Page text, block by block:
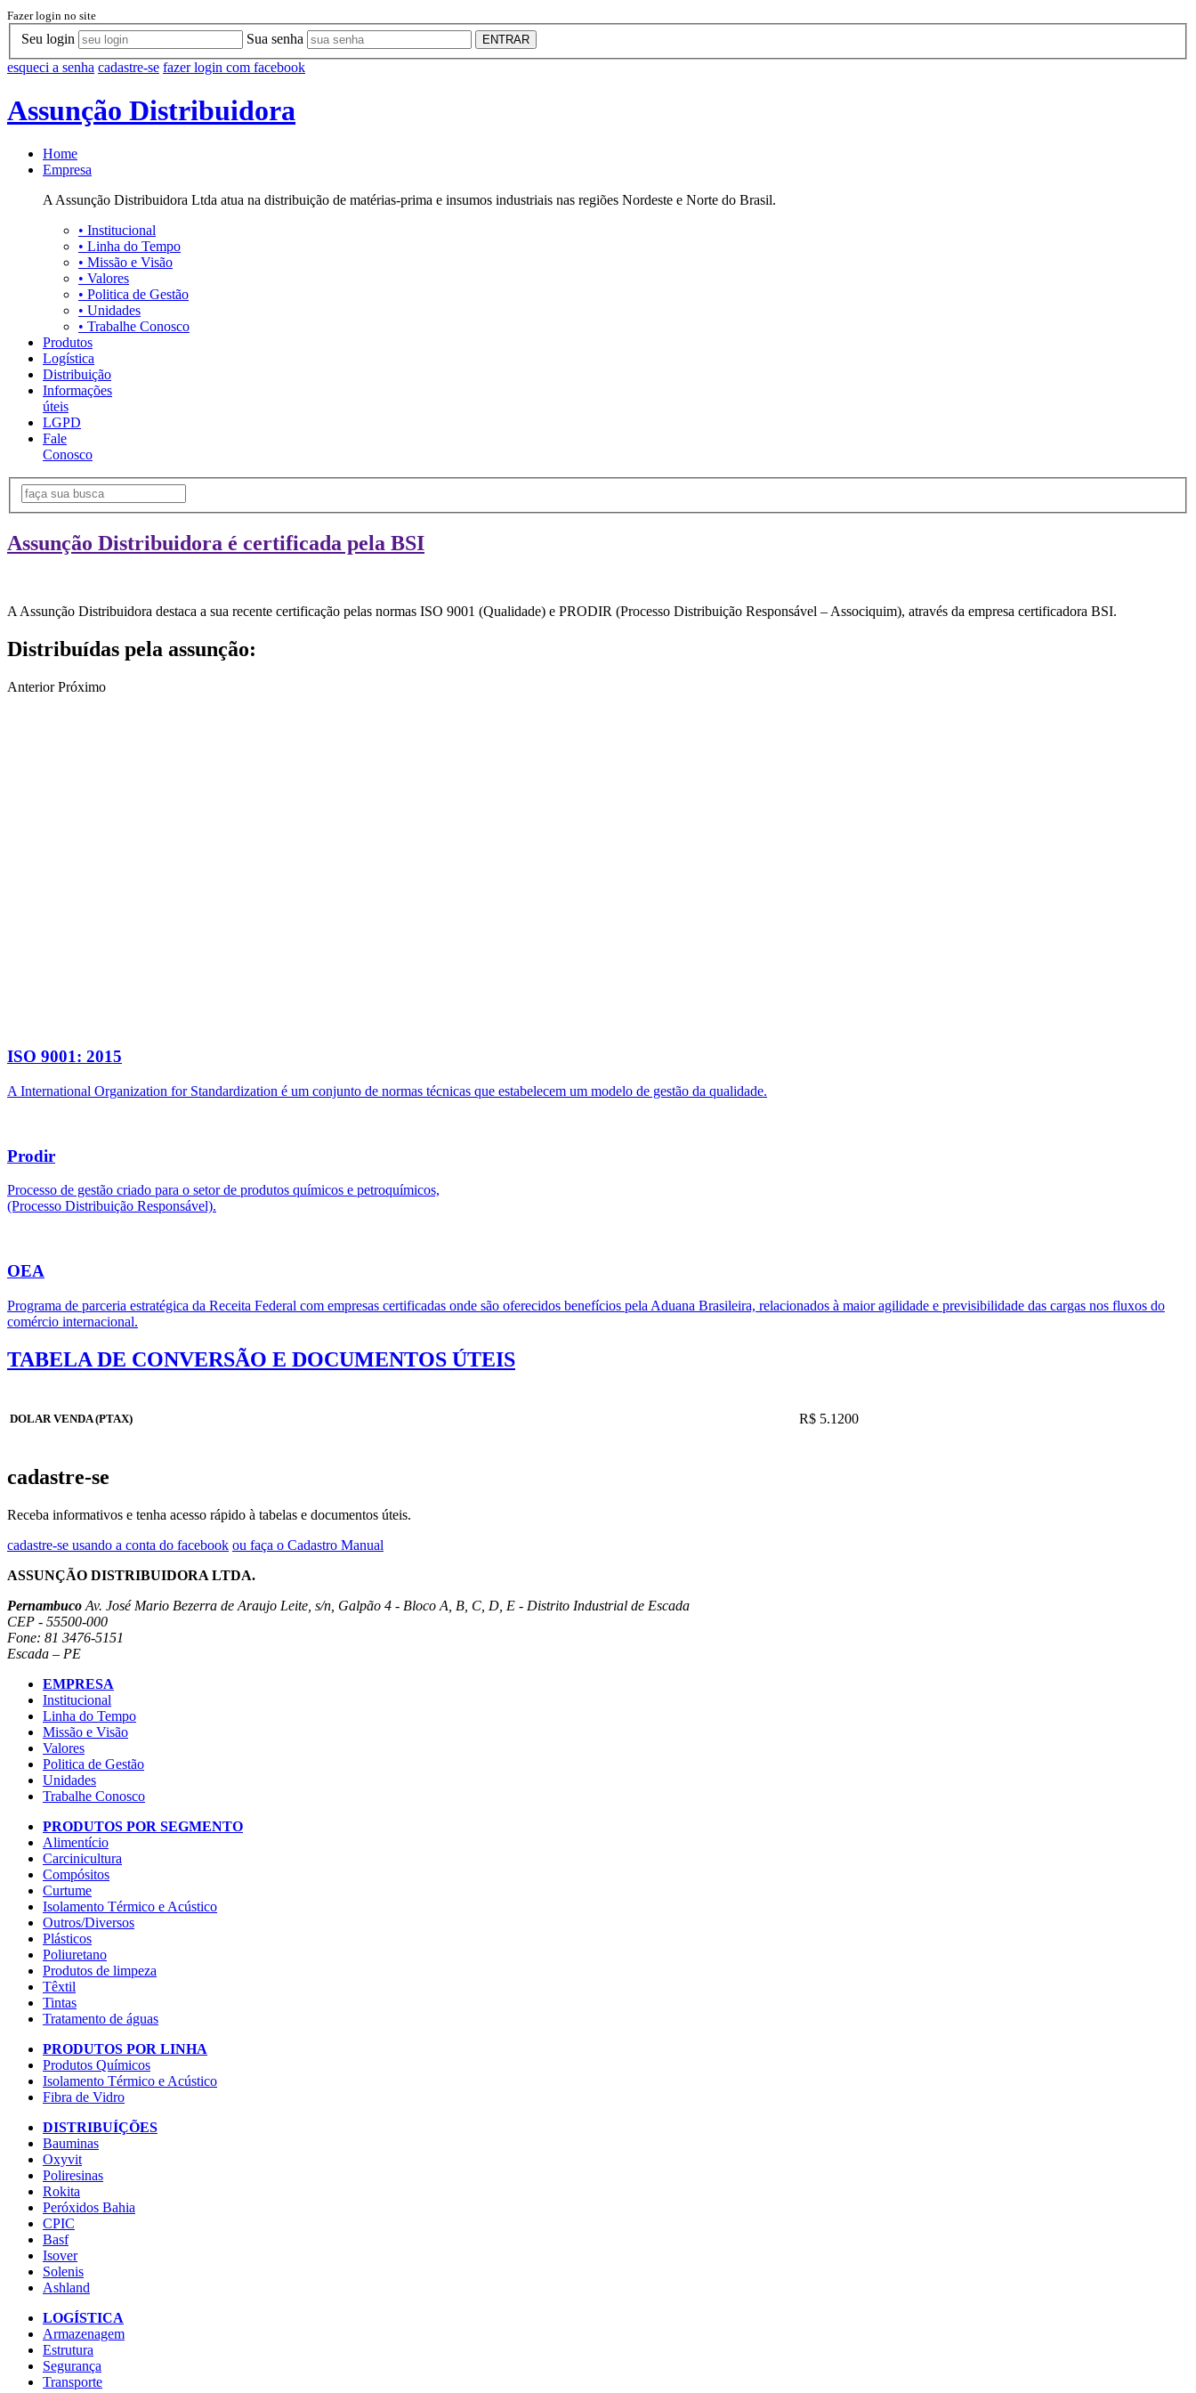
Fazer login no site
Seu login Sua senha ENTRAR
esqueci a senha cadastre-se fazer login com facebook
Assunção Distribuidora
Home
Empresa
A Assunção Distribuidora Ltda atua na distribuição de matérias-prima e insumos industriais nas regiões Nordeste e Norte do Brasil.
• Institucional
• Linha do Tempo
• Missão e Visão
• Valores
• Politica de Gestão
• Unidades
• Trabalhe Conosco
Produtos
Logística
Distribuição
Informações
úteis
LGPD
Fale
Conosco
Assunção Distribuidora é certificada pela BSI
A Assunção Distribuidora destaca a sua recente certificação pelas normas ISO 9001 (Qualidade) e PRODIR (Processo Distribuição Responsável – Associquim), através da empresa certificadora BSI.
Distribuídas pela assunção:
Anterior Próximo
ISO 9001: 2015
A International Organization for Standardization é um conjunto de normas técnicas que estabelecem um modelo de gestão da qualidade.
Prodir
Processo de gestão criado para o setor de produtos químicos e petroquímicos,
(Processo Distribuição Responsável).
OEA
Programa de parceria estratégica da Receita Federal com empresas certificadas onde são oferecidos benefícios pela Aduana Brasileira, relacionados à maior agilidade e previsibilidade das cargas nos fluxos do
comércio internacional.
TABELA DE CONVERSÃO E DOCUMENTOS ÚTEIS
DOLAR VENDA (PTAX) R$ 5.1200
cadastre-se
Receba informativos e tenha acesso rápido à tabelas e documentos úteis.
cadastre-se usando a conta do facebook ou faça o Cadastro Manual
ASSUNÇÃO DISTRIBUIDORA LTDA.
Pernambuco Av. José Mario Bezerra de Araujo Leite, s/n, Galpão 4 - Bloco A, B, C, D, E - Distrito Industrial de Escada
CEP - 55500-000
Fone: 81 3476-5151
Escada – PE
EMPRESA
Institucional
Linha do Tempo
Missão e Visão
Valores
Politica de Gestão
Unidades
Trabalhe Conosco
PRODUTOS POR SEGMENTO
Alimentício
Carcinicultura
Compósitos
Curtume
Isolamento Térmico e Acústico
Outros/Diversos
Plásticos
Poliuretano
Produtos de limpeza
Têxtil
Tintas
Tratamento de águas
PRODUTOS POR LINHA
Produtos Químicos
Isolamento Térmico e Acústico
Fibra de Vidro
DISTRIBUÍÇÕES
Bauminas
Oxyvit
Poliresinas
Rokita
Peróxidos Bahia
CPIC
Basf
Isover
Solenis
Ashland
LOGÍSTICA
Armazenagem
Estrutura
Segurança
Transporte